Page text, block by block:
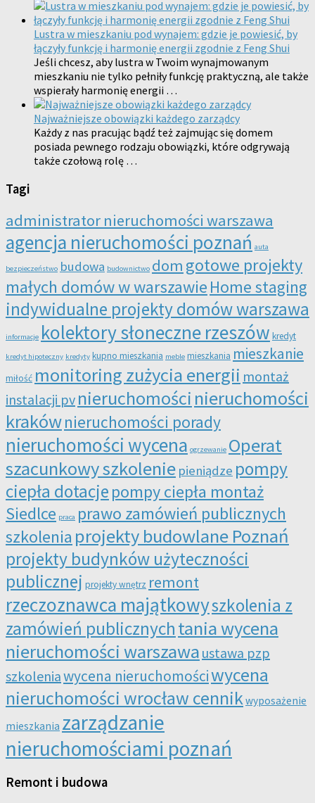
Lustra w mieszkaniu pod wynajem: gdzie je powiesić, by
łączyły funkcję i harmonię energii zgodnie z Feng Shui
Jeśli chcesz, aby lustra w Twoim wynajmowanym
mieszkaniu nie tylko pełniły funkcję praktyczną, ale także
wspierały harmonię energii …
Najważniejsze obowiązki każdego zarządcy
Każdy z nas pracując bądź też zajmując się domem
posiada pewnego rodzaju obowiązki, które odgrywają
także czołową rolę …
Tagi
administrator nieruchomości warszawa
agencja nieruchomości poznań auta
bezpieczeństwo budowa budownictwo dom gotowe projekty
małych domów w warszawie Home staging
indywidualne projekty domów warszawa
informacje kolektory słoneczne rzeszów kredyt
kredyt hipoteczny kredyty kupno mieszkania meble mieszkania mieszkanie
miłość monitoring zużycia energii montaż
instalacji pv nieruchomości nieruchomości
krakównieruchomości porady
nieruchomości wycena ogrzewanie Operat
szacunkowy szkolenie pieniądze pompy
ciepła dotacjepompy ciepła montaż
Siedlce praca prawo zamówień publicznych
szkolenia projekty budowlane Poznań
projekty budynków użyteczności
publicznej projekty wnętrz remont
rzeczoznawca majątkowyszkolenia z
zamówień publicznychtania wycena
nieruchomości warszawa ustawa pzp
szkoleniawycena nieruchomościwycena
nieruchomości wrocław cennikwyposażenie
mieszkania zarządzanie
nieruchomościami poznań
Remont i budowa